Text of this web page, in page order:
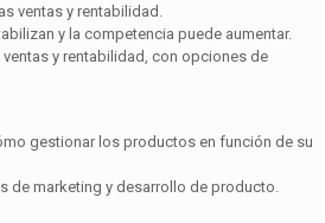
ventas y rentabilidad.
y la competencia puede aumentar.
y rentabilidad, con opciones de
gestionar los productos en función de su
de marketing y desarrollo de producto.